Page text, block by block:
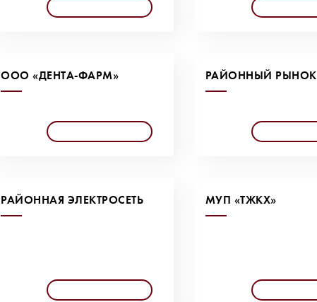
ООО «ДЕНТА-ФАРМ» РАЙОННЫЙ РЫНОК
РАЙОННАЯ ЭЛЕКТРОСЕТЬ МУП «ТЖКХ»